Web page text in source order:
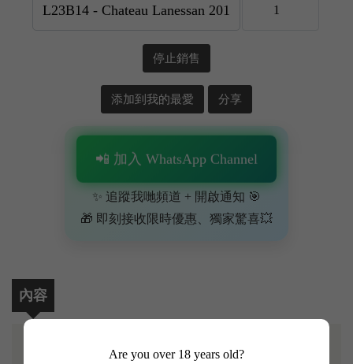
Are you over 18 years old?
停止銷售
添加到我的最愛 分享
📲 加入 WhatsApp Channel
✨ 追蹤我哋頻道 + 開啟通知 🎯
🎁 即刻接收限時優惠、獨家驚喜💥
內容